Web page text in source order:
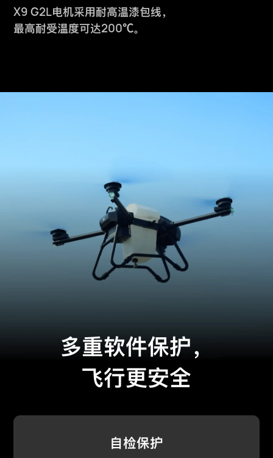
X9 G2L电机采用耐高温漆包线，
最高耐受温度可达200℃。
多重软件保护，
飞行更安全
自检保护